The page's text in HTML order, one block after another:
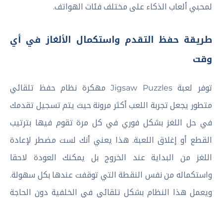
لمحبي ألعاب الذكاء على مختلف فئات الهواتف.
طريقة حفظ التقدم واستكمال الألغاز في أي
وقت
توفر لعبة Jigsaw Puzzles مهكرة نظام حفظ تلقائي
متطور يجعل تجربة اللعب أكثر مرونة حيث يتم تسجيل تقدمك
في حل اللغز بشكل فوري في كل مرة تقوم فيها بترتيب
القطع أو إغلاق اللعبة. هذا يعني أنك لست مضطر لإعادة
اللغز من البداية عند الخروج بل يمكنك العودة لاحقا
واستكماله من نفس النقطة التي توقفت عندها بكل سهولة.
ويعمل هذا النظام بشكل تلقائي في الخلفية دون الحاجة